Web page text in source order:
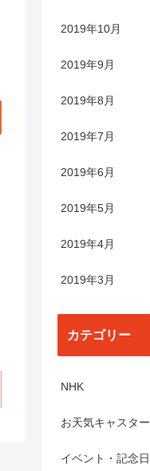
2019年10月
2019年9月
2019年8月
2019年7月
2019年6月
2019年5月
2019年4月
2019年3月
カテゴリー
NHK
お天気キャスター
イベント・記念日